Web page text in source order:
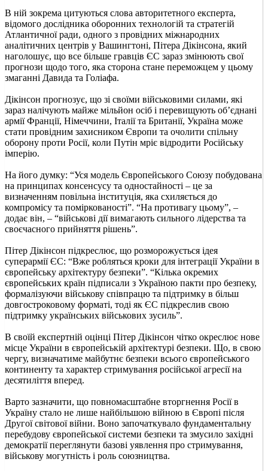
В ній зокрема цитуються слова авторитетного експерта,
відомого дослідника оборонних технологій та стратегій
Атлантичної ради, одного з провідних міжнародних
аналітичних центрів у Вашингтоні, Пітера Дікінсона, який
наголошує, що все більше гравців ЄС зараз змінюють свої
прогнози щодо того, яка сторона стане переможцем у цьому
змаганні Давида та Голіафа.
Дікінсон прогнозує, що зі своїми військовими силами, які
зараз налічують майже мільйон осіб і перевищують об’єднані
армії Франції, Німеччини, Італії та Британії, Україна може
стати провідним захисником Європи та очолити спільну
оборону проти Росії, коли Путін мріє відродити Російську
імперію.
На його думку: “Уся модель Європейського Союзу побудована
на принципах консенсусу та одностайності – це за
визначенням повільна інституція, яка схиляється до
компромісу та поміркованості”. “На противагу цьому”, –
додає він, – “військові дії вимагають сильного лідерства та
своєчасного прийняття рішень”.
Пітер Дікінсон підкреслює, що розморожується ідея
суперармії ЄС: “Вже робляться кроки для інтеграції України в
європейську архітектуру безпеки”. “Кілька окремих
європейських країн підписали з Україною пакти про безпеку,
формалізуючи військову співпрацю та підтримку в більш
довгостроковому форматі, тоді як ЄС підкреслив свою
підтримку українських військових зусиль”.
В своїй експертній оцінці Пітер Дікінсон чітко окреслює нове
місце України в європейській архітектурі безпеки. Що, в свою
чергу, визначатиме майбутнє безпеки всього європейського
континенту та характер стримування російської агресії на
десятиліття вперед.
Варто зазначити, що повномасштабне вторгнення Росії в
Україну стало не лише найбільшою війною в Європі після
Другої світової війни. Воно започаткувало фундаментальну
перебудову європейської системи безпеки та змусило західні
демократії переглянути базові уявлення про стримування,
військову могутність і роль союзництва.